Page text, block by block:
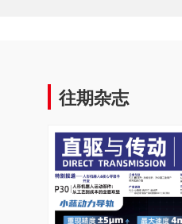
往期杂志